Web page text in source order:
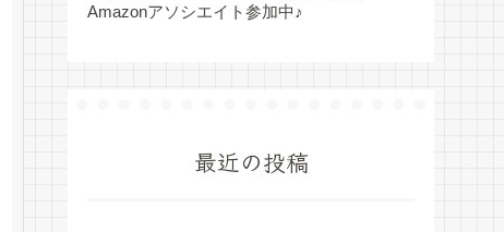
Amazonアソシエイト参加中♪
最近の投稿